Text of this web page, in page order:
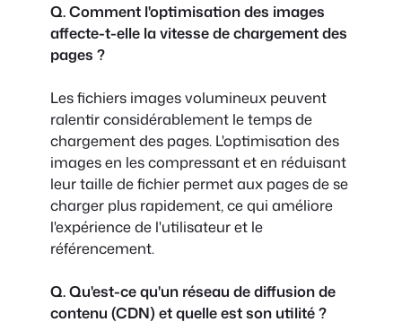
Q. Comment l'optimisation des images
affecte-t-elle la vitesse de chargement des
pages ?
Les fichiers images volumineux peuvent
ralentir considérablement le temps de
chargement des pages. L'optimisation des
images en les compressant et en réduisant
leur taille de fichier permet aux pages de se
charger plus rapidement, ce qui améliore
l'expérience de l'utilisateur et le
référencement.
Q. Qu'est-ce qu'un réseau de diffusion de
contenu (CDN) et quelle est son utilité ?